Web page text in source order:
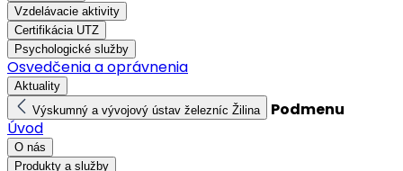
Vzdelávacie aktivity
Certifikácia UTZ
Psychologické služby
Osvedčenia a oprávnenia
Aktuality
Výskumný a vývojový ústav železníc Žilina
Podmenu
Úvod
O nás
Produkty a služby